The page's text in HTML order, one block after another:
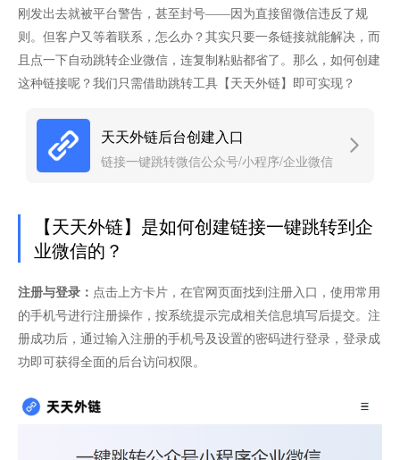
刚发出去就被平台警告，甚至封号——因为直接留微信违反了规
则。但客户又等着联系，怎么办？其实只要一条链接就能解决，而
且点一下自动跳转企业微信，连复制粘贴都省了。那么，如何创建
这种链接呢？我们只需借助跳转工具【天天外链】即可实现？
天天外链后台创建入口
链接一键跳转微信公众号/小程序/企业微信
【天天外链】是如何创建链接一键跳转到企
业微信的？
注册与登录： 点击上方卡片，在官网页面找到注册入口，使用常用
的手机号进行注册操作，按系统提示完成相关信息填写后提交。注
册成功后，通过输入注册的手机号及设置的密码进行登录，登录成
功即可获得全面的后台访问权限。​